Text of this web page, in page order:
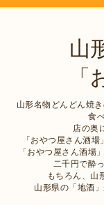
山
「
山形名物どんどん焼
食
店の奥
「おやつ屋さん酒
「おやつ屋さん酒場
二千円で酔
もちろん、山
山形県の「地酒